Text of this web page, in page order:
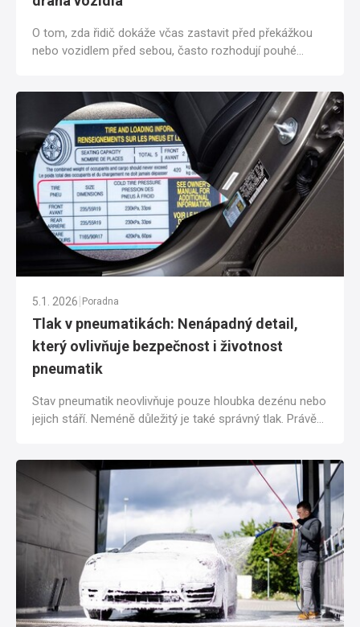
O tom, zda řidič dokáže včas zastavit před překážkou
nebo vozidlem před sebou, často rozhodují pouhé
5.1. 2026 Poradna
Tlak v pneumatikách: Nenápadný detail,
který ovlivňuje bezpečnost i životnost
pneumatik
Stav pneumatik neovlivňuje pouze hloubka dezénu nebo
jejich stáří. Neméně důležitý je také správný tlak. Právě